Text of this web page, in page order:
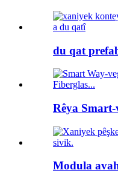
du qat
Rêya Smart-
Modula